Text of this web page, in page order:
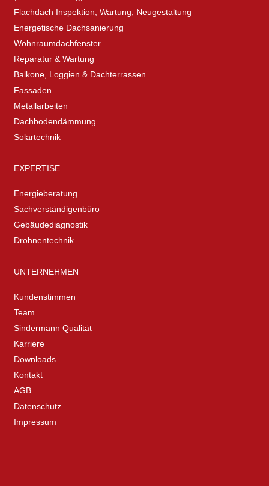
Flachdach Inspektion, Wartung, Neugestaltung
Energetische Dachsanierung
Wohnraumdachfenster
Reparatur & Wartung
Balkone, Loggien & Dachterrassen
Fassaden
Metallarbeiten
Dachbodendämmung
Solartechnik
EXPERTISE
Energieberatung
Sachverständigenbüro
Gebäudediagnostik
Drohnentechnik
UNTERNEHMEN
Kundenstimmen
Team
Sindermann Qualität
Karriere
Downloads
Kontakt
AGB
Datenschutz
Impressum